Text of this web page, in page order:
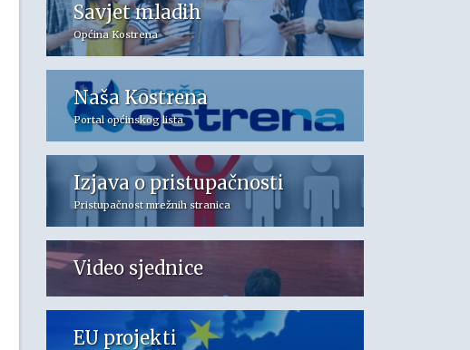
Savjet mladih
Općina Kostrena
Naša Kostrena
Portal općinskog lista
Izjava o pristupačnosti
Pristupačnost mrežnih stranica
Video sjednice
EU projekti